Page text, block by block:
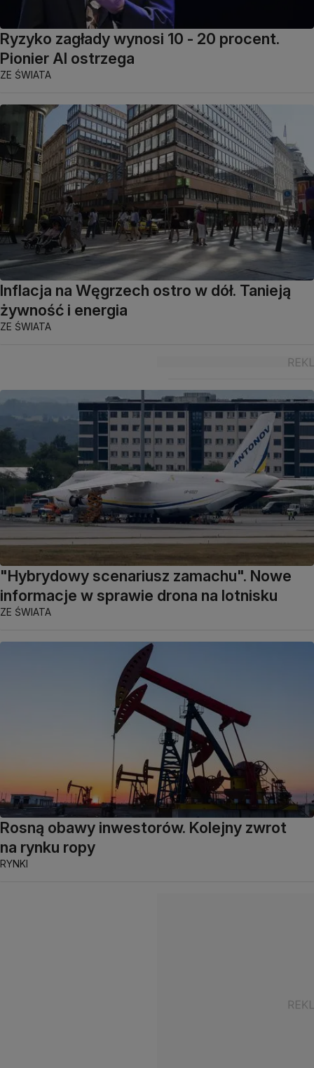
Ryzyko zagłady wynosi 10 - 20 procent.
Pionier AI ostrzega
ZE ŚWIATA
Inflacja na Węgrzech ostro w dół. Tanieją
żywność i energia
ZE ŚWIATA
"Hybrydowy scenariusz zamachu". Nowe
informacje w sprawie drona na lotnisku
ZE ŚWIATA
Rosną obawy inwestorów. Kolejny zwrot
na rynku ropy
RYNKI